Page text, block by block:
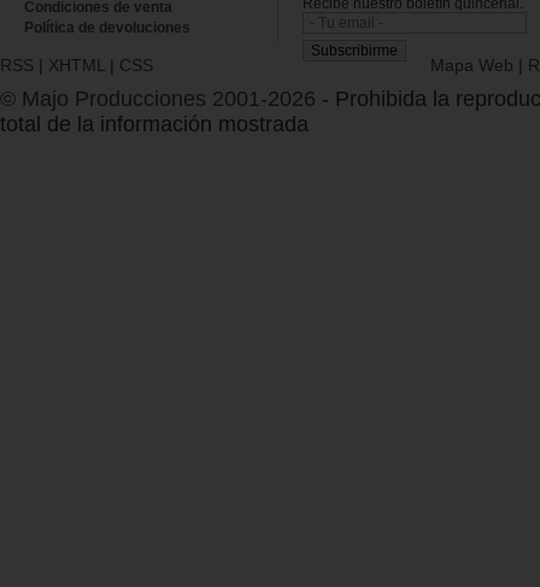
Condiciones de venta
Política de devoluciones
RSS | XHTML | CSS Mapa Web |
© Majo Producciones 2001-2026 - Prohibida la
total de la información mostrada